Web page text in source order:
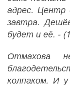
адрес. Центр
завтра.
будет и её. -
Отмахова
колпаком. И